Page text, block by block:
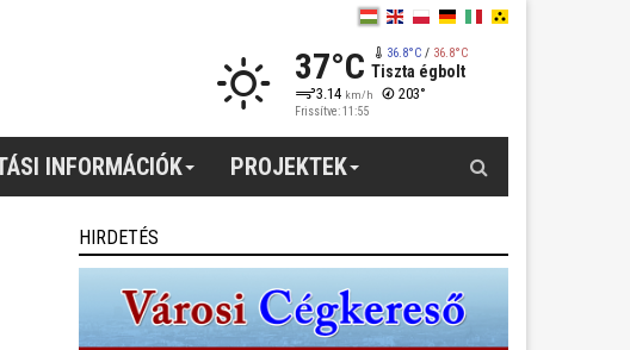
37°C 36.8°C/ 36.8°C
Tiszta égbolt
3.14 km/h 203°
Frissítve: 11:55
INFORMÁCIÓK PROJEKTEK
HIRDETÉS